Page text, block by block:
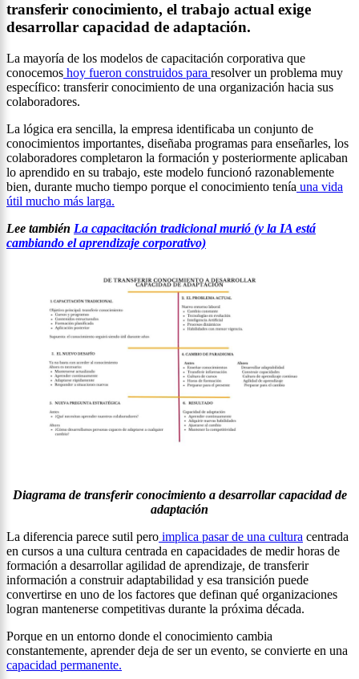
transferir conocimiento, el trabajo actual exige
desarrollar capacidad de adaptación.
La mayoría de los modelos de capacitación corporativa que
conocemos hoy fueron construidos para resolver un problema muy
específico: transferir conocimiento de una organización hacia sus
colaboradores.
La lógica era sencilla, la empresa identificaba un conjunto de
conocimientos importantes, diseñaba programas para enseñarles, los
colaboradores completaron la formación y posteriormente aplicaban
lo aprendido en su trabajo, este modelo funcionó razonablemente
bien, durante mucho tiempo porque el conocimiento tenía una vida
útil mucho más larga.
Lee también La capacitación tradicional murió (y la IA está
cambiando el aprendizaje corporativo)
Diagrama de transferir conocimiento a desarrollar capacidad de
adaptación
La diferencia parece sutil pero implica pasar de una cultura centrada
en cursos a una cultura centrada en capacidades de medir horas de
formación a desarrollar agilidad de aprendizaje, de transferir
información a construir adaptabilidad y esa transición puede
convertirse en uno de los factores que definan qué organizaciones
logran mantenerse competitivas durante la próxima década.
Porque en un entorno donde el conocimiento cambia
constantemente, aprender deja de ser un evento, se convierte en una
capacidad permanente.